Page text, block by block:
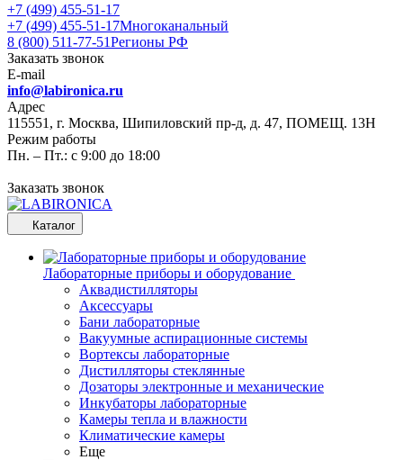
+7 (499) 455-51-17
+7 (499) 455-51-17Многоканальный
8 (800) 511-77-51Регионы РФ
Заказать звонок
E-mail
info@labironica.ru
Адрес
115551, г. Москва, Шипиловский пр-д, д. 47, ПОМЕЩ. 13Н
Режим работы
Пн. – Пт.: с 9:00 до 18:00
Заказать звонок
Каталог
Лабораторные приборы и оборудование
Аквадистилляторы
Аксессуары
Бани лабораторные
Вакуумные аспирационные системы
Вортексы лабораторные
Дистилляторы стеклянные
Дозаторы электронные и механические
Инкубаторы лабораторные
Камеры тепла и влажности
Климатические камеры
Еще